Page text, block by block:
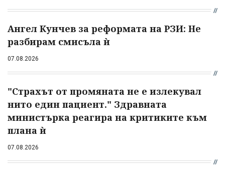
Ангел Кунчев за реформата на РЗИ: Не
разбирам смисъла ѝ
07.08.2026
"Страхът от промяната не е излекувал
нито един пациент." Здравната
министърка реагира на критиките към
плана ѝ
07.08.2026